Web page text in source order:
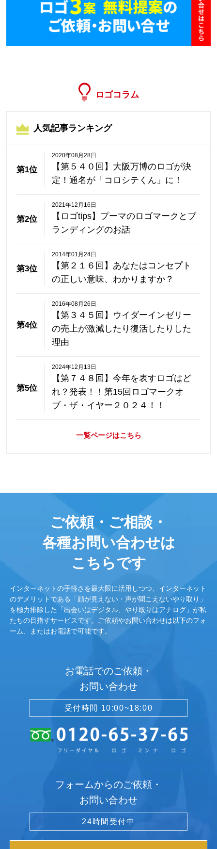
ロゴコラム
人気記事ランキング
第1位
2020年08月28日
【第５４０回】大阪万博のロゴが決
定！通名が「コロシテくん」に！
第2位
2021年12月16日
【ロゴtips】プーマのロゴマークとブ
ランディングのお話
第3位
2014年01月24日
【第２１６回】あなたはコンセプト
の正しい意味、わかりますか？
第4位
2016年08月26日
【第３４５回】ウイダーインゼリー
の売上が激減したり復活したりした
理由
第5位
2024年12月13日
【第７４８回】今年を表すロゴはど
れ？発表！！第15回ロゴマークオ
ブ・ザ・イヤー２０２４！！
一覧ページはこちら
ご依頼・ご相談・
各種お問い合わせは
こちらです
インターネットの手軽さを最大限に活用しつつ、インターネット
のデメリットである「顔が見えない・声が聞こえないやり取り」
を極力排除した「出会いはデジタル、やり取りはアナログ」が私
たちの目指すサービスです。ご依頼やお問い合わせは以下のフォ
ーム、またはお電話で可能です。
お電話でのご依頼・
お問い合わせ
受付時間 10:00~18:00
フォームからのご依頼・
お問い合わせ
24時間受付中